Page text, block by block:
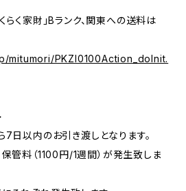
らく家財」Bランク、関東への送料は
PKZI0100Action_doInit.
日以内のお引き渡しとなります。
管料（1100円/1週間）が発生致しま